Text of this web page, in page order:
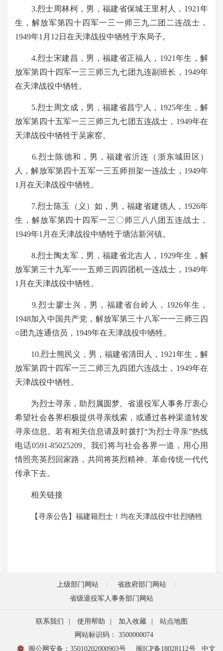
3.烈士周林柯，男，福建省保城王里村人，1921年
生，解放军第四十四军一三一师三九二团二连战士，
1949年1月12日在天津战役中牺牲于东局子。
4.烈士宋建昌，男，福建省正福人，1921年生，解
放军第四十四军一三三师三九七团九连副班长，1949年
在天津战役中牺牲。
5.烈士周文成，男，福建省昌宁人，1925年生，解
放军第四十五军一三三师三九七团五连战士，1949年在
天津战役中牺牲于吴家窑。
6.烈士陈德和，男，福建省沂连（浙东城田区）
人，解放军第四十五军一三五师担架一连战士，1949年
1月在天津战役中牺牲。
7.烈士陈玉（义）如，男，福建省建德人，1926年
生，解放军第四十四军一三〇师三八八团五连战士，
1949年1月在天津战役中牺牲于塘沽新河镇。
8.烈士陶太军，男，福建省北吉人，1929年生，解
放军第三十九军一一五师三四四团机一连战士，1949年
1月在天津战役中牺牲。
9.烈士廖士兴，男，福建省台岭人，1926年生，
1948加入中国共产党，解放军第三十八军一一三师三四
○团九连通信员，1949年在天津战役中牺牲。
10.烈士熊民义，男，福建省清田人，1921年生，解
放军第四十四军一三二师三九四团六连战士，1949年在
天津战役中牺牲。
为烈士寻亲，助烈属圆梦。省退役军人事务厅衷心
希望社会各界积极提供寻亲线索，或通过各种渠道转发
寻亲信息。若有相关信息请及时拨打“为烈士寻亲”热线
电话0591-85025209。我们将与社会各界一道，用心用
情照亮英烈回家路，共同将英烈精神、革命传统一代代
传承下去。
相关链接
【寻亲公告】福建籍烈士！均在天津战役中壮烈牺牲
上级部门网站
省政府部门网站
省级退役军人事务部门网站
联系我们 使用帮助 加入收藏
站点地图
网站标识码： 3500000074
闽公网安备：35010202000903号
闽ICP备18028112号 中文